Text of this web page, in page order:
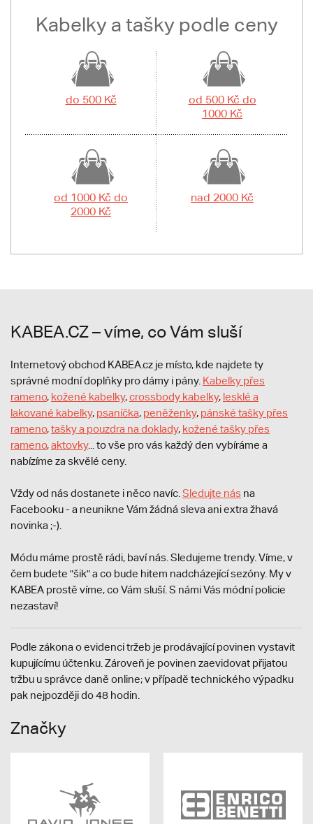
Kabelky a tašky podle ceny
do 500 Kč
od 500 Kč do
1000 Kč
od 1000 Kč do
2000 Kč
nad 2000 Kč
KABEA.CZ – víme, co Vám sluší
Internetový obchod KABEA.cz je místo, kde najdete ty
správné modní doplňky pro dámy i pány. Kabelky přes
rameno, kožené kabelky,crossbody kabelky, lesklé a
lakované kabelky, psaníčka, peněženky, pánské tašky přes
rameno,tašky a pouzdra na doklady, kožené tašky přes
rameno,aktovky... to vše pro vás každý den vybíráme a
nabízíme za skvělé ceny.
Vždy od nás dostanete i něco navíc. Sledujte nás na
Facebooku - a neunikne Vám žádná sleva ani extra žhavá
novinka ;-).
Módu máme prostě rádi, baví nás. Sledujeme trendy. Víme, v
čem budete "šik" a co bude hitem nadcházející sezóny. My v
KABEA prostě víme, co Vám sluší. S námi Vás módní policie
nezastaví!
Podle zákona o evidenci tržeb je prodávající povinen vystavit
kupujícímu účtenku. Zároveň je povinen zaevidovat přijatou
tržbu u správce daně online; v případě technického výpadku
pak nejpozději do 48 hodin.
Značky